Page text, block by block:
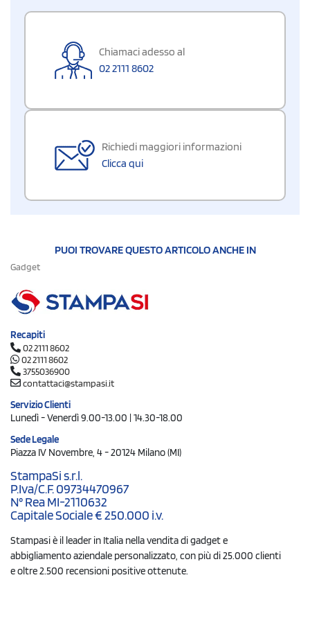
Chiamaci adesso al
02 2111 8602
Richiedi maggiori informazioni
Clicca qui
PUOI TROVARE QUESTO ARTICOLO ANCHE IN
Gadget
Recapiti
02 2111 8602
02 2111 8602
3755036900
contattaci@stampasi.it
Servizio Clienti
Lunedì - Venerdì 9.00-13.00 | 14.30-18.00
Sede Legale
Piazza IV Novembre, 4 - 20124 Milano (MI)
StampaSi s.r.l.
P.Iva/C.F. 09734470967
N° Rea MI-2110632
Capitale Sociale € 250.000 i.v.
Stampasi è il leader in Italia nella vendita di gadget e
abbigliamento aziendale personalizzato, con più di 25.000 clienti
e oltre 2.500 recensioni positive ottenute.